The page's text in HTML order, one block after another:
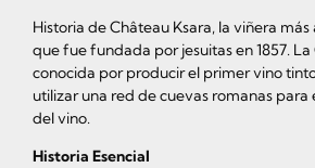
Historia de Château Ksara, la viñera
que fue fundada por jesuitas en 1857. La
conocida por producir el primer vino
utilizar una red de cuevas romanas
del vino.
Historia Esencial